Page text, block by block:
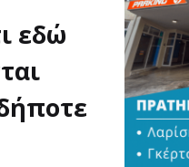
εδώ